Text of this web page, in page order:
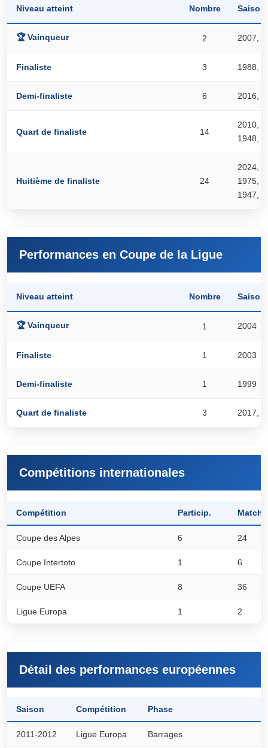
Niveau atteint Nombre
🏆 Vainqueur 2 2007,
Finaliste 3 1988,
Demi-finaliste 6 2016,
Quart de finaliste 14
2010,
1948,
Huitième de finaliste 24
2024,
1975,
1947,
Performances en Coupe de la Ligue
Niveau atteint Nombre
🏆 Vainqueur 1 2004
Finaliste 1 2003
Demi-finaliste 1 1999
Quart de finaliste 3 2017,
Compétitions internationales
Compétition Particip. Matchs
Coupe des Alpes 6 24
Coupe Intertoto 1 6
Coupe UEFA 8 36
Ligue Europa 1 2
Détail des performances européennes
Saison Compétition Phase
2011-2012 Ligue Europa Barrages